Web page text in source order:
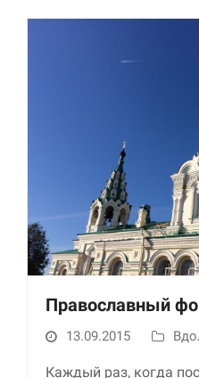
Православный
13.09.2015
Каждый раз, когда